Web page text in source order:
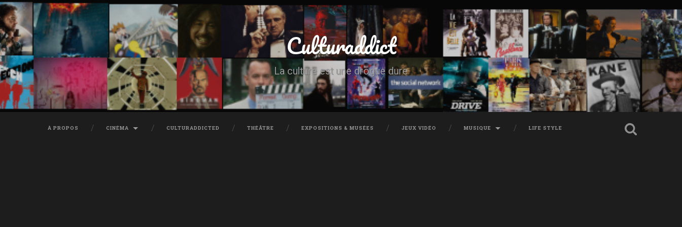
Culturaddict
La culture est une drogue dure
À PROPOS CINÉMA CULTURADDICTED THÉÂTRE EXPOSITIONS & MUSÉES JEUX VIDÉO MUSIQUE LIFE STYLE